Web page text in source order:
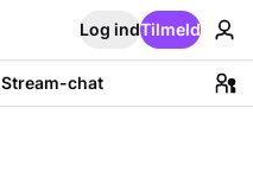
Log indTilmeld
Stream-chat